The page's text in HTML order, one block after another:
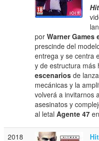
porWarner Games
prescinde del
entrega y se centra
y de estructura
escenarios de
mecánicas y la
volverá a invitarnos
asesinatos y
al letalAgente 47
2018